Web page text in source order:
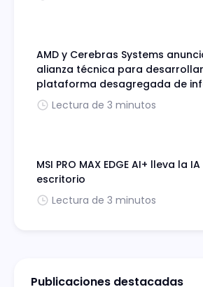
AMD y Cerebras Systems
alianza técnica para
plataforma desagregada de
Lectura de 3 minutos
MSI PRO MAX EDGE AI+ lleva la
escritorio
Lectura de 3 minutos
Publicaciones destacadas